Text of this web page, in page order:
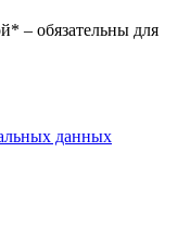
– обязательны для
данных